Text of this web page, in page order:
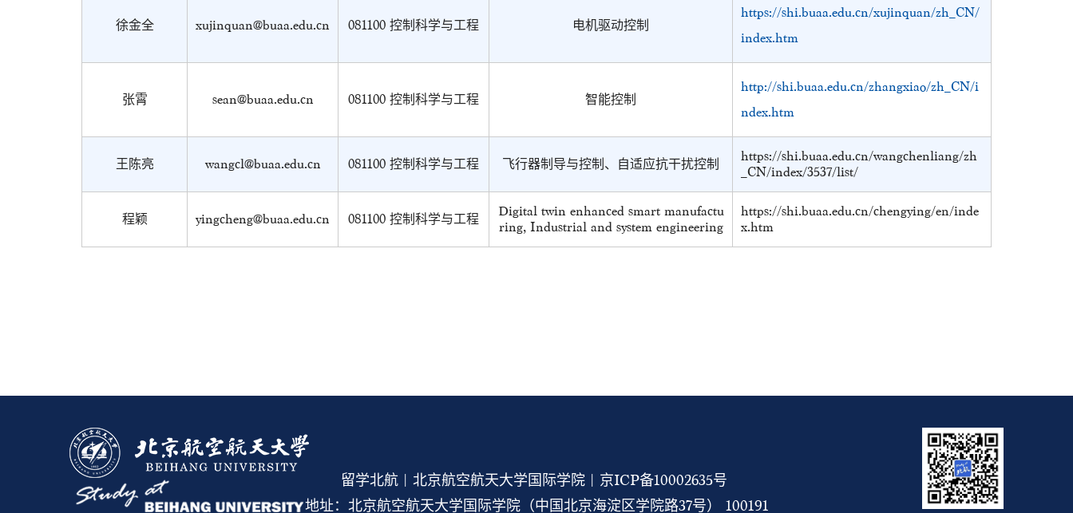
徐金全 xujinquan@buaa.edu.cn 081100 控制科学与工程 电机驱动控制
https://shi.buaa.edu.cn/xujinquan/zh_CN/
index.htm
张霄 sean@buaa.edu.cn 081100 控制科学与工程 智能控制
http://shi.buaa.edu.cn/zhangxiao/zh_CN/i
ndex.htm
王陈亮 wangcl@buaa.edu.cn 081100 控制科学与工程 飞行器制导与控制、自适应抗干扰控制
https://shi.buaa.edu.cn/wangchenliang/zh
_CN/index/3537/list/
程颖 yingcheng@buaa.edu.cn 081100 控制科学与工程
Digital twin enhanced smart manufactu
ring, Industrial and system engineering
https://shi.buaa.edu.cn/chengying/en/inde
x.htm
留学北航 | 北京航空航天大学国际学院 | 京ICP备10002635号
地址：北京航空航天大学国际学院（中国北京海淀区学院路37号） 100191